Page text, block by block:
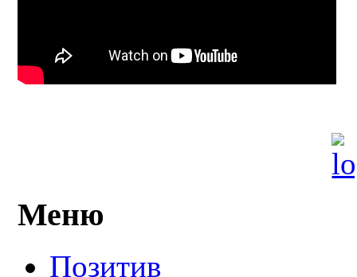
Меню
Позитив